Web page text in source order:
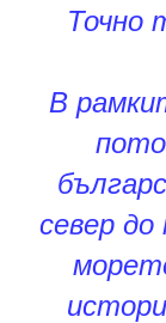
Точно
В
север до